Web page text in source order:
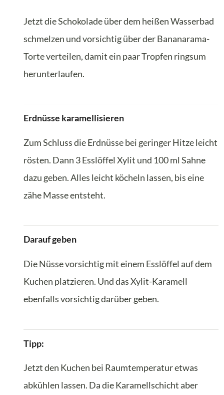
Jetzt die Schokolade über dem heißen Wasserbad
schmelzen und vorsichtig über der Bananarama-
Torte verteilen, damit ein paar Tropfen ringsum
herunterlaufen.
Erdnüsse karamellisieren
Zum Schluss die Erdnüsse bei geringer Hitze leicht
rösten. Dann 3 Esslöffel Xylit und 100 ml Sahne
dazu geben. Alles leicht köcheln lassen, bis eine
zähe Masse entsteht.
Darauf geben
Die Nüsse vorsichtig mit einem Esslöffel auf dem
Kuchen platzieren. Und das Xylit-Karamell
ebenfalls vorsichtig darüber geben.
Tipp:
Jetzt den Kuchen bei Raumtemperatur etwas
abkühlen lassen. Da die Karamellschicht aber